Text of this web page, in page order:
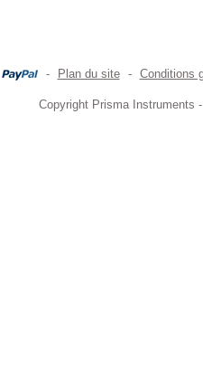
- Plan du site - Conditions
Copyright Prisma Instruments